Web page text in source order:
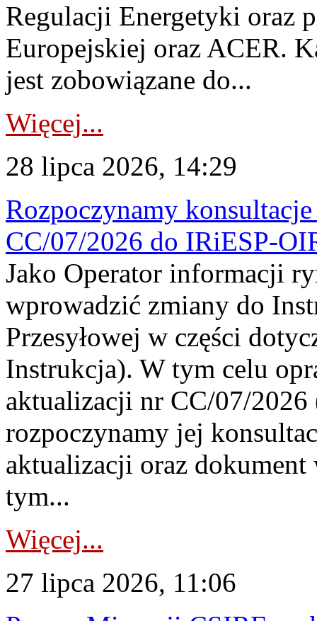
Regulacji Energetyki oraz
Europejskiej oraz ACER.
jest zobowiązane do...
Więcej...
28 lipca 2026, 14:29
Rozpoczynamy
CC/07/2026 do IRiESP-
Jako Operator informacji
wprowadzić zmiany do
Przesyłowej w części
Instrukcja). W tym celu
aktualizacji nr CC/07/
rozpoczynamy jej
aktualizacji oraz
tym...
Więcej...
27 lipca 2026, 11:06